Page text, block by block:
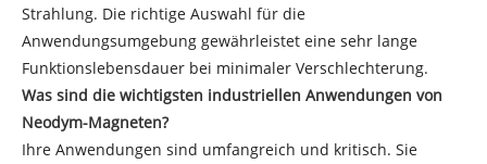
Strahlung. Die richtige Auswahl für die
Anwendungsumgebung gewährleistet eine sehr lange
Funktionslebensdauer bei minimaler Verschlechterung.
Was sind die wichtigsten industriellen Anwendungen von
Neodym-Magneten?
Ihre Anwendungen sind umfangreich und kritisch. Sie